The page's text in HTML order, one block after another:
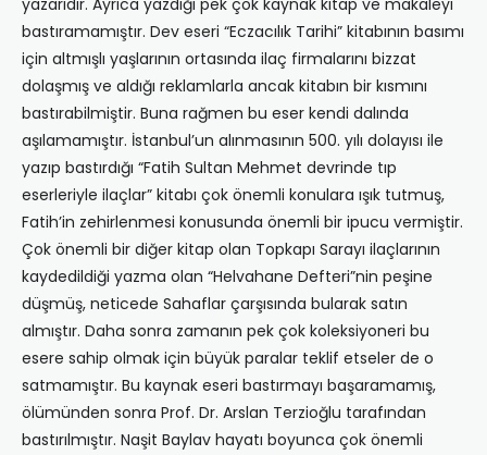
yazarıdır. Ayrıca yazdığı pek çok kaynak kitap ve makaleyi
bastıramamıştır. Dev eseri “Eczacılık Tarihi” kitabının basımı
için altmışlı yaşlarının ortasında ilaç firmalarını bizzat
dolaşmış ve aldığı reklamlarla ancak kitabın bir kısmını
bastırabilmiştir. Buna rağmen bu eser kendi dalında
aşılamamıştır. İstanbul’un alınmasının 500. yılı dolayısı ile
yazıp bastırdığı “Fatih Sultan Mehmet devrinde tıp
eserleriyle ilaçlar” kitabı çok önemli konulara ışık tutmuş,
Fatih’in zehirlenmesi konusunda önemli bir ipucu vermiştir.
Çok önemli bir diğer kitap olan Topkapı Sarayı ilaçlarının
kaydedildiği yazma olan “Helvahane Defteri”nin peşine
düşmüş, neticede Sahaflar çarşısında bularak satın
almıştır. Daha sonra zamanın pek çok koleksiyoneri bu
esere sahip olmak için büyük paralar teklif etseler de o
satmamıştır. Bu kaynak eseri bastırmayı başaramamış,
ölümünden sonra Prof. Dr. Arslan Terzioğlu tarafından
bastırılmıştır. Naşit Baylav hayatı boyunca çok önemli